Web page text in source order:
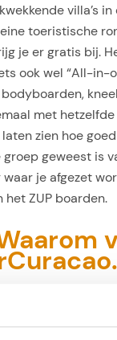
villa’s
toeristische
je er gratis bij.
ook wel “All-in-
met hetzelfde
zien hoe
geweest is
je afgezet
het ZUP boarden.
alleen